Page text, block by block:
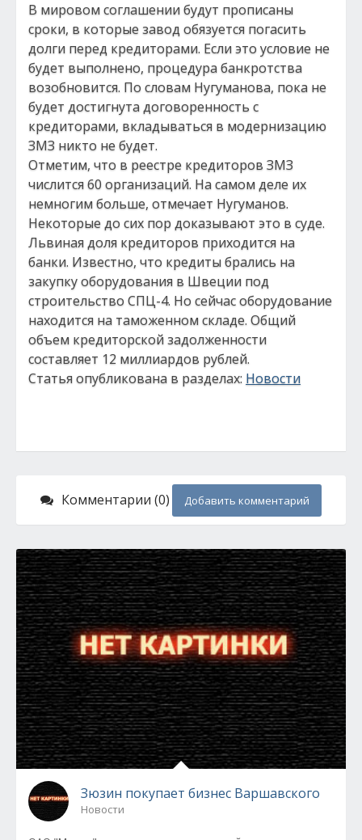
В мировом соглашении будут прописаны
сроки, в которые завод обязуется погасить
долги перед кредиторами. Если это условие не
будет выполнено, процедура банкротства
возобновится. По словам Нугуманова, пока не
будет достигнута договоренность с
кредиторами, вкладываться в модернизацию
ЗМЗ никто не будет.
Отметим, что в реестре кредиторов ЗМЗ
числится 60 организаций. На самом деле их
немногим больше, отмечает Нугуманов.
Некоторые до сих пор доказывают это в суде.
Львиная доля кредиторов приходится на
банки. Известно, что кредиты брались на
закупку оборудования в Швеции под
строительство СПЦ-4. Но сейчас оборудование
находится на таможенном складе. Общий
объем кредиторской задолженности
составляет 12 миллиардов рублей.
Статья опубликована в разделах: Новости
Комментарии (0) Добавить комментарий
Зюзин покупает бизнес Варшавского
Новости